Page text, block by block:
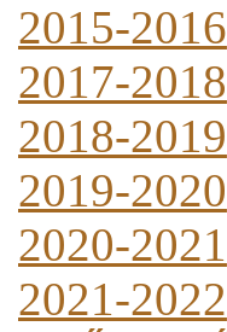
2015-2016
2017-2018
2018-2019
2019-2020
2020-2021
2021-2022